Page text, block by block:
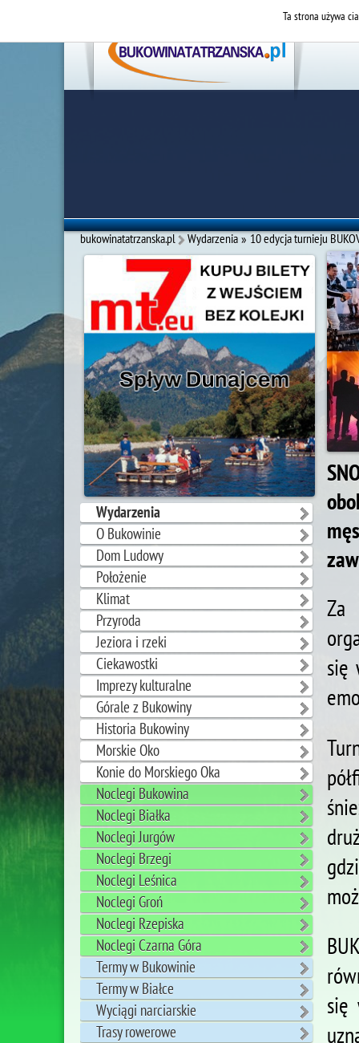
bukowinatatrzanska.pl Wydarzenia » 10 edycja turnieju
Wydarzenia
O Bukowinie
Dom Ludowy
Położenie
Klimat
Przyroda
Jeziora i rzeki
Ciekawostki
Imprezy kulturalne
Górale z Bukowiny
Historia Bukowiny
Morskie Oko
Konie do Morskiego Oka
Noclegi Bukowina
Noclegi Białka
Noclegi Jurgów
Noclegi Brzegi
Noclegi Leśnica
Noclegi Groń
Noclegi Rzepiska
Noclegi Czarna Góra
Termy w Bukowinie
Termy w Białce
Wyciągi narciarskie
Trasy rowerowe
Za
się
się
Ta strona używa